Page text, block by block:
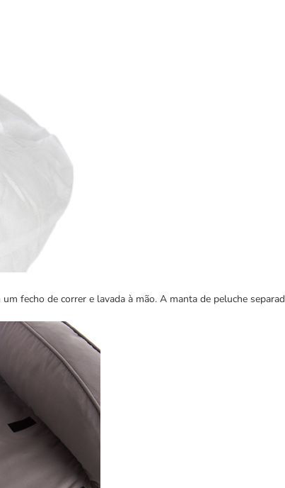
fecho de correr e lavada à mão. A manta de peluche